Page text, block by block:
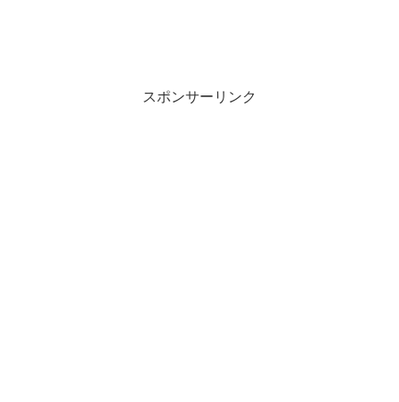
スポンサーリンク